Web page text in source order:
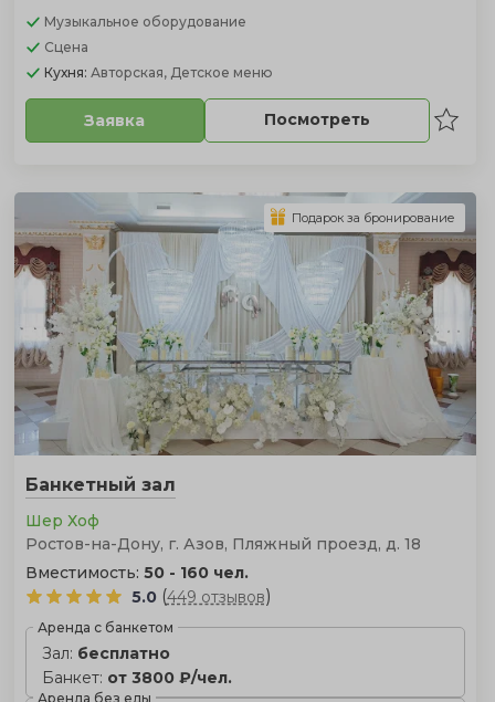
Музыкальное оборудование
Сцена
Кухня: Авторская, Детское меню
Заявка Посмотреть
Банкетный зал
Шер Хоф
Ростов-на-Дону, г. Азов, Пляжный проезд, д. 18
Вместимость: 50 - 160 чел.
5.0 (449 отзывов)
Аренда с банкетом
Зал: бесплатно
Банкет: от 3800 ₽/чел.
Аренда без еды
Подарок за бронирование